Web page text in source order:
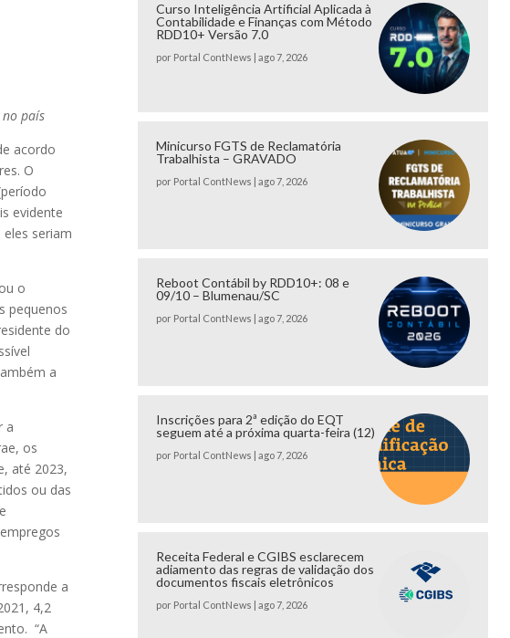
país
acordo
O
evidente
seriam
o
pequenos
do
a
a
os
até 2023,
ou das
a
4,2
“A
Curso Inteligência Artificial Aplicada à
Contabilidade e Finanças com Método
RDD10+ Versão 7.0
por Portal ContNews ago 7, 2026
Minicurso FGTS de Reclamatória
Trabalhista – GRAVADO
por Portal ContNews ago 7, 2026
Reboot Contábil by RDD10+: 08 e
09/10 – Blumenau/SC
por Portal ContNews ago 7, 2026
Inscrições para 2ª edição do EQT
seguem até a próxima quarta-feira (12)
por Portal ContNews ago 7, 2026
Receita Federal e CGIBS esclarecem
adiamento das regras de validação dos
documentos fiscais eletrônicos
por Portal ContNews ago 7, 2026